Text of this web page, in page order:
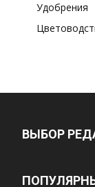
Удобрения
ВЫБОР